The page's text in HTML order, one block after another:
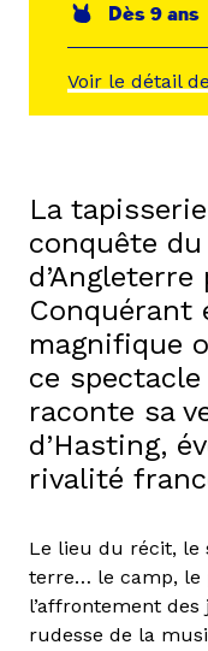
Dès 9 ans
Voir le détail
La
conquête du
Conquérant
magnifique
ce
raconte sa
d’Hasting,
rivalité
Le lieu du récit, le
terre… le camp, le
l’affrontement
rudesse de la